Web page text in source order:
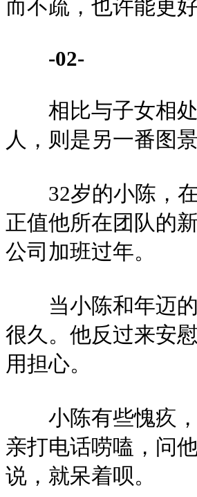
而不疏，也许能更
-02-
相比与子女相处
人，则是另一番图景
32岁的小陈，在
正值他所在团队的
公司加班过年。
当小陈和年迈的
很久。他反过来安
用担心。
小陈有些愧疚，
亲打电话唠嗑，问
说，就呆着呗。